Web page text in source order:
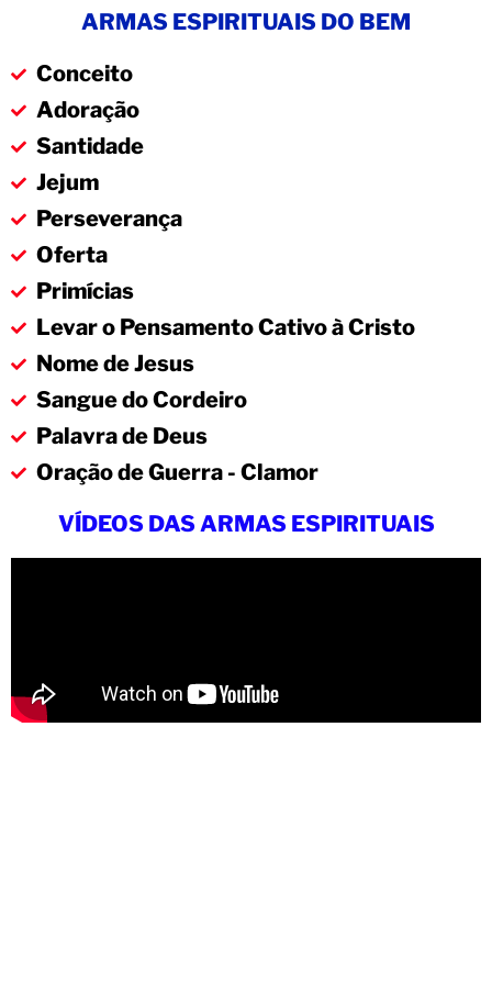
ARMAS ESPIRITUAIS DO BEM
Conceito
Adoração
Santidade
Jejum
Perseverança
Oferta
Primícias
Levar o Pensamento Cativo à Cristo
Nome de Jesus
Sangue do Cordeiro
Palavra de Deus
Oração de Guerra - Clamor
VÍDEOS DAS ARMAS ESPIRITUAIS